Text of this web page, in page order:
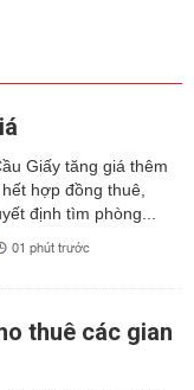
Giấy tăng giá thêm
hợp đồng thuê,
định tìm phòng...
01 phút trước
thuê các gian